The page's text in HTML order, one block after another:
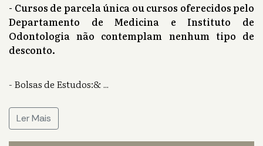
- Cursos de parcela única ou cursos oferecidos pelo
Departamento de Medicina e Instituto de
Odontologia não contemplam nenhum tipo de
desconto.
- Bolsas de Estudos:&...
Ler Mais